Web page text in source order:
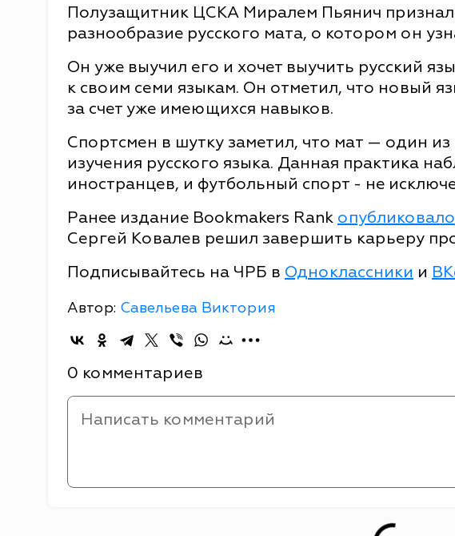
Полузащитник ЦСКА Миралем Пьянич
разнообразие русского мата, о котором он
Он уже выучил его и хочет выучить русский
к своим семи языкам. Он отметил, что новый
за счет уже имеющихся навыков.
Спортсмен в шутку заметил, что мат — один
изучения русского языка. Данная практика
иностранцев, и футбольный спорт - не
Ранее издание Bookmakers Rank опубликовало
Сергей Ковалев решил завершить карьеру
Подписывайтесь на ЧРБ в Одноклассники и
Автор: Савельева Виктория
0 комментариев